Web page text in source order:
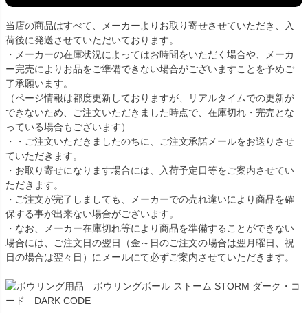
当店の商品はすべて、メーカーよりお取り寄せさせていただき、入
荷後に発送させていただいております。
・メーカーの在庫状況によってはお時間をいただく場合や、メーカ
ー完売によりお品をご準備できない場合がございますことを予めご
了承願います。
（ページ情報は都度更新しておりますが、リアルタイムでの更新が
できないため、ご注文いただきました時点で、在庫切れ・完売とな
っている場合もございます）
・・ご注文いただきましたのちに、ご注文承諾メールをお送りさせ
ていただきます。
・お取り寄せになります場合には、入荷予定日等をご案内させてい
ただきます。
・ご注文が完了しましても、メーカーでの売れ違いにより商品を確
保する事が出来ない場合がございます。
・なお、メーカー在庫切れ等により商品を準備することができない
場合には、ご注文日の翌日（金～日のご注文の場合は翌月曜日、祝
日の場合は翌々日）にメールにて必ずご案内させていただきます。